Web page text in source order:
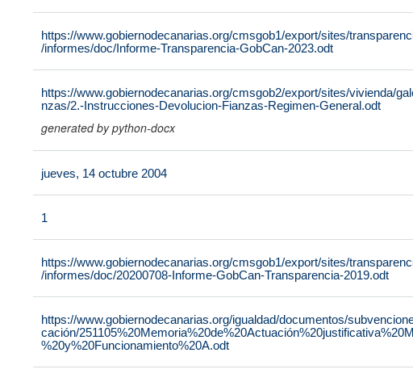
https://www.gobiernodecanarias.org/cmsgob1/export/sites/
/informes/doc/Informe-Transparencia-GobCan-2023.odt
https://www.gobiernodecanarias.org/cmsgob2/export/sites/vivienda/
nzas/2.-Instrucciones-Devolucion-Fianzas-Regimen-General.odt
generated by python-docx
jueves, 14 octubre 2004
1
https://www.gobiernodecanarias.org/cmsgob1/export/sites/
/informes/doc/20200708-Informe-GobCan-Transparencia-2019.odt
https://www.gobiernodecanarias.org/igualdad/documentos/
cación/
%20y%20Funcionamiento%20A.odt